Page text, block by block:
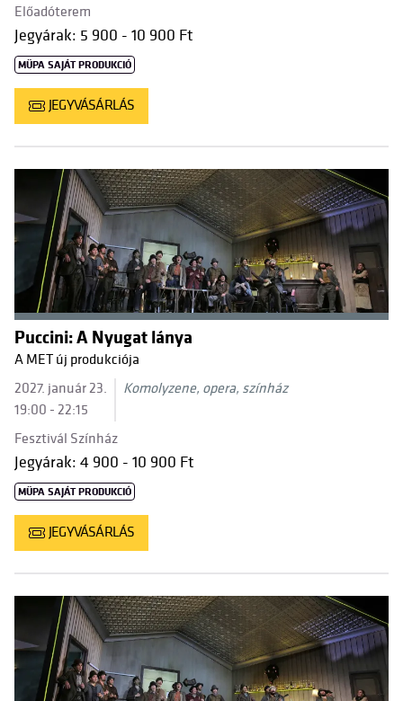
Előadóterem
Jegyárak: 5 900 - 10 900 Ft
MÜPA SAJÁT PRODUKCIÓ
JEGYVÁSÁRLÁS
Puccini: A Nyugat lánya
A MET új produkciója
2027. január 23.
19:00 - 22:15
Komolyzene, opera, színház
Fesztivál Színház
Jegyárak: 4 900 - 10 900 Ft
MÜPA SAJÁT PRODUKCIÓ
JEGYVÁSÁRLÁS